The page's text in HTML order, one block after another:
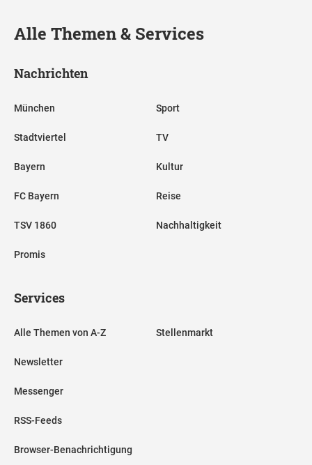
Alle Themen & Services
Nachrichten
München
Stadtviertel
Bayern
FC Bayern
TSV 1860
Promis
Sport
TV
Kultur
Reise
Nachhaltigkeit
Services
Alle Themen von A-Z
Newsletter
Messenger
RSS-Feeds
Browser-Benachrichtigung
Stellenmarkt